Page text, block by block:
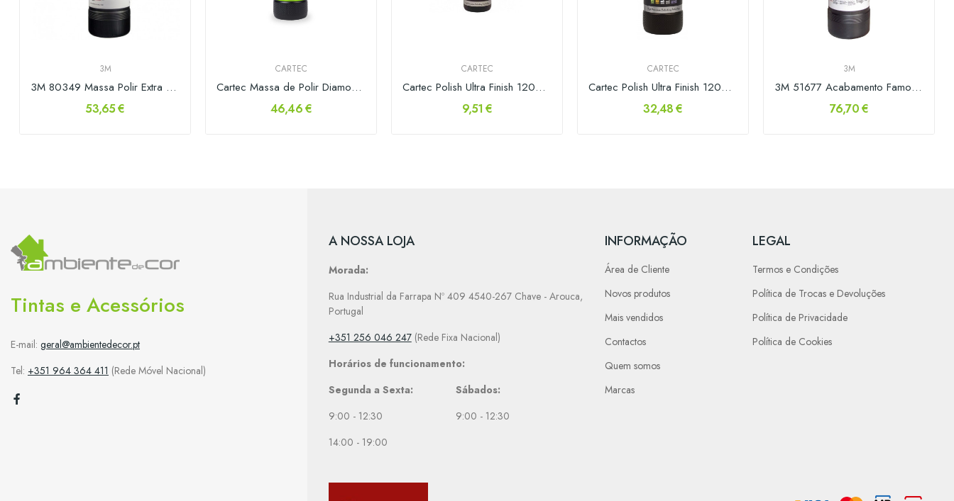
3M
3M 80349 Massa Polir Extra Fine Plus 1lt
53,65 €
CARTEC
Cartec Massa de Polir Diamond Cut 3000 1kg
46,46 €
CARTEC
Cartec Polish Ultra Finish 12000 150ml
9,51 €
CARTEC
Cartec Polish Ultra Finish 12000 1lt
32,48 €
3M
3M 51677 Acabamento Famous Finish 1kg
76,70 €
Tintas e Acessórios
E-mail: geral@ambientedecor.pt
Tel: +351 964 364 411 (Rede Móvel Nacional)
A NOSSA LOJA
Morada:
Rua Industrial da Farrapa Nº 409 4540-267 Chave - Arouca,
Portugal
+351 256 046 247(Rede Fixa Nacional)
Horários de funcionamento:
Segunda a Sexta:
9:00 - 12:30
14:00 - 19:00
Sábados:
9:00 - 12:30
INFORMAÇÃO
Área de Cliente
Novos produtos
Mais vendidos
Contactos
Quem somos
Marcas
LEGAL
Termos e Condições
Política de Trocas e Devoluções
Política de Privacidade
Política de Cookies